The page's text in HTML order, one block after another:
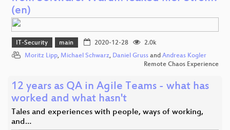
(en)
IT-Security main 2020-12-28
2.0k
Moritz Lipp, Michael Schwarz, Daniel Gruss and Andreas Kogler
Remote Chaos Experience
12 years as QA in Agile Teams - what has
worked and what hasn't
Tales and experiences with people, ways of working,
and…